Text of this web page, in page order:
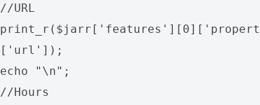
//URL
['url']);
echo "\n";
//Hours